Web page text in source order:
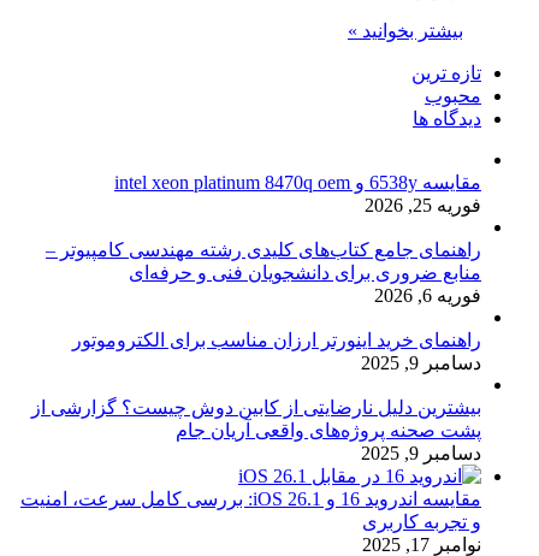
بیشتر بخوانید »
تازه ترین
محبوب
دیدگاه ها
مقایسه 6538y و intel xeon platinum 8470q oem
فوریه 25, 2026
راهنمای جامع کتاب‌های کلیدی رشته مهندسی کامپیوتر –
منابع ضروری برای دانشجویان فنی و حرفه‌ای
فوریه 6, 2026
راهنمای خرید اینورتر ارزان مناسب برای الکتروموتور
دسامبر 9, 2025
بیشترین دلیل نارضایتی از کابین دوش چیست؟ گزارشی از
پشت صحنه پروژه‌های واقعی آریان جام
دسامبر 9, 2025
مقایسه اندروید 16 و iOS 26.1: بررسی کامل سرعت، امنیت
و تجربه کاربری
نوامبر 17, 2025